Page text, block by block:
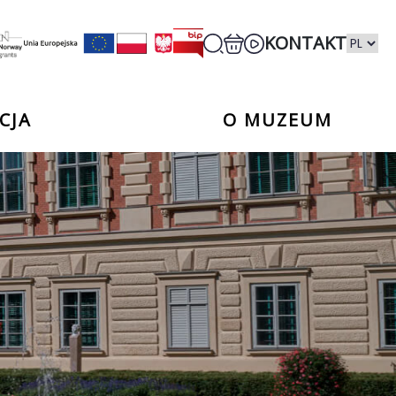
KONTAKT
O MUZEUM